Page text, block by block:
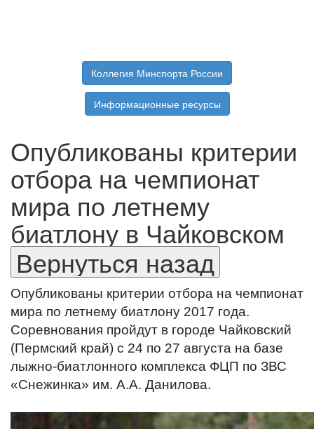
Коллегия Минспорта России
Информационные ресурсы
Опубликованы критерии
отбора на чемпионат
мира по летнему
биатлону в Чайковском
Опубликованы критерии отбора на чемпионат
мира по летнему биатлону 2017 года.
Соревнования пройдут в городе Чайковский
(Пермский край) с 24 по 27 августа на базе
лыжно-биатлонного комплекса ФЦП по ЗВС
«Снежинка» им. А.А. Данилова.